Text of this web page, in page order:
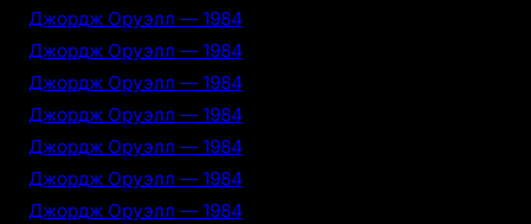
Джордж Оруэлл — 1984
Джордж Оруэлл — 1984
Джордж Оруэлл — 1984
Джордж Оруэлл — 1984
Джордж Оруэлл — 1984
Джордж Оруэлл — 1984
Джордж Оруэлл — 1984